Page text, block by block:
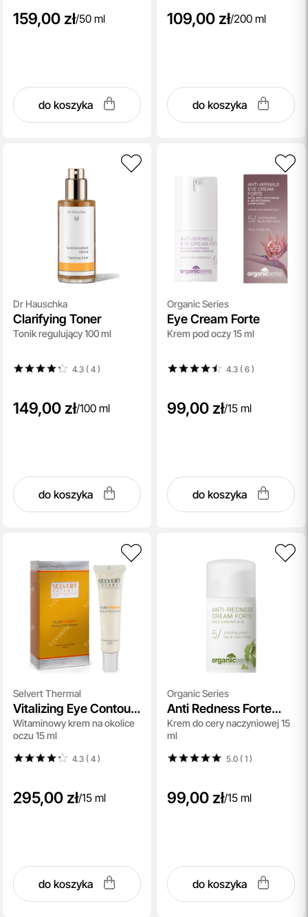
159,00 zł/50 ml
do koszyka
109,00 zł/200 ml
do koszyka
Dr Hauschka
Clarifying Toner
Tonik regulujący 100 ml
4.3 ( 4)
149,00 zł/100 ml
do koszyka
Organic Series
Eye Cream Forte
Krem pod oczy 15 ml
4.3 ( 6)
99,00 zł/15 ml
do koszyka
Selvert Thermal
Vitalizing Eye Contour
Cream
Witaminowy krem na okolice
oczu 15 ml
4.3 ( 4)
295,00 zł/15 ml
do koszyka
Organic Series
Anti Redness Forte
Cream
Krem do cery naczyniowej 15
ml
5.0 ( 1)
99,00 zł/15 ml
do koszyka